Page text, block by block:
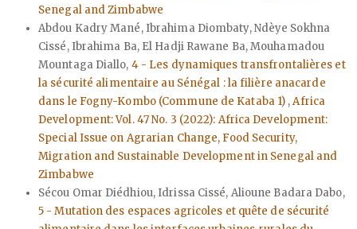
Senegal and Zimbabwe
Abdou Kadry Mané, Ibrahima Diombaty, Ndèye Sokhna
Cissé, Ibrahima Ba, El Hadji Rawane Ba, Mouhamadou
Mountaga Diallo, 4 - Les dynamiques transfrontalières et
la sécurité alimentaire au Sénégal : la filière anacarde
dans le Fogny-Kombo (Commune de Kataba 1) ,Africa
Development: Vol. 47 No. 3 (2022): Africa Development:
Special Issue on Agrarian Change, Food Security,
Migration and Sustainable Development in Senegal and
Zimbabwe
Sécou Omar Diédhiou, Idrissa Cissé, Alioune Badara Dabo,
5 - Mutation des espaces agricoles et quête de sécurité